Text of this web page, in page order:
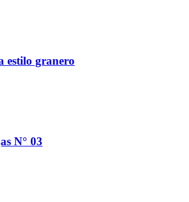
estilo granero
N° 03